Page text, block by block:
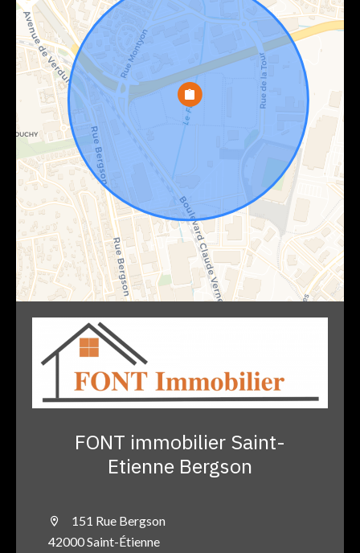
FONT immobilier Saint-
Etienne Bergson
151 Rue Bergson
42000 Saint-Étienne